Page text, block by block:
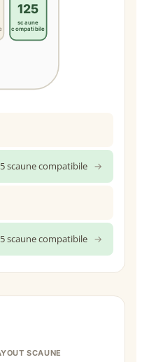
125
scaune
compatibile
scaune compatibile →
scaune compatibile →
SCAUNE